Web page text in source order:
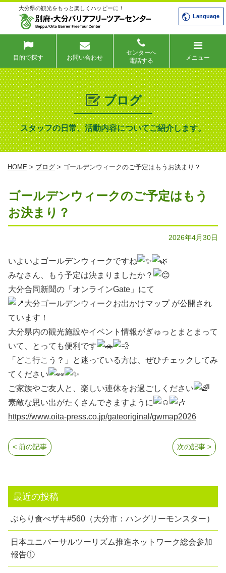
大分県の観光をもっと楽しくハッピーに！
Language
目的で探す お問い合わせ
センターへ
電話する
メニュー
ブログ
スタッフの日常、活動内容についてご紹介します。
HOME > ブログ > ゴールデンウィークのご予定はもうお決まり？
ゴールデンウィークのご予定はもう
お決まり？
2026年4月30日
いよいよゴールデンウィークですね
みなさん、もう予定は決まりましたか？
大分合同新聞の「オンラインGate」にて
大分ゴールデンウィークお出かけマップ が公開され
ています！
大分県内の観光施設やイベント情報がぎゅっとまとまって
いて、とっても便利です
「どこ行こう？」と迷っている方は、ぜひチェックしてみ
てください
ご家族やご友人と、楽しい連休をお過ごしください
素敵な思い出がたくさんできますように
https://www.oita-press.co.jp/gateoriginal/gwmap2026
次の記事 >
< 前の記事
最近の投稿
ぶらり食べザキ#560（大分市：ハングリーモンスター）
日本ユニバーサルツーリズム推進ネットワーク総会参加
報告①